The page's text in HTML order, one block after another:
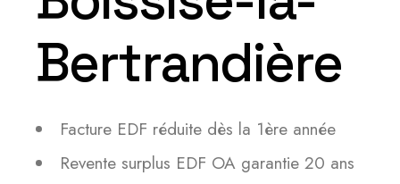
Bertrandière
Facture EDF réduite dès la 1ère année
Revente surplus EDF OA garantie 20 ans